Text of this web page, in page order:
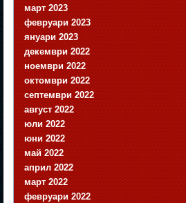
март 2023
февруари 2023
януари 2023
декември 2022
ноември 2022
октомври 2022
септември 2022
август 2022
юли 2022
юни 2022
май 2022
април 2022
март 2022
февруари 2022